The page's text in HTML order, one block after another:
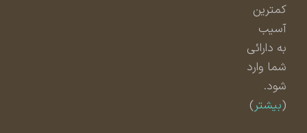
کمترین
آسیب
به دارائی
شما وارد
شود.
بیشتر)